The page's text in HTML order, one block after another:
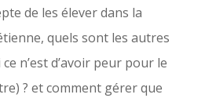
de les élever dans la
quels sont les autres
n’est d’avoir peur pour le
? et comment gérer que